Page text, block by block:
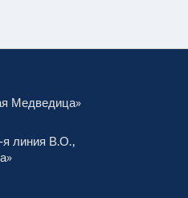
Медведица»
линия В.О.,